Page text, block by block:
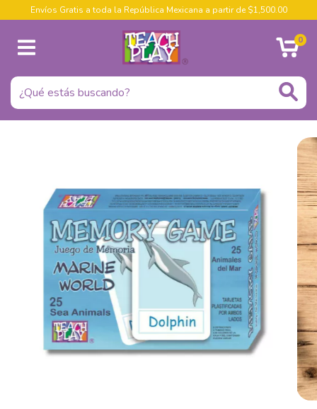
Envíos Gratis a toda la República Mexicana a partir de $1,500.00
0